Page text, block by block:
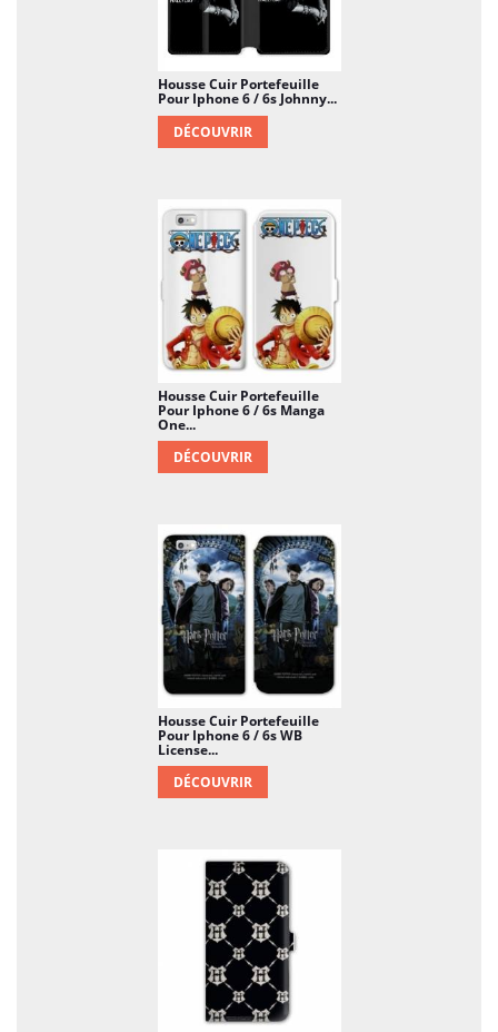
Housse Cuir Portefeuille
Pour Iphone 6 / 6s Johnny...
DÉCOUVRIR
Housse Cuir Portefeuille
Pour Iphone 6 / 6s Manga
One...
DÉCOUVRIR
Housse Cuir Portefeuille
Pour Iphone 6 / 6s WB
License...
DÉCOUVRIR